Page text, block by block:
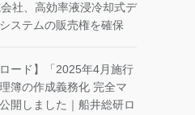
社、高効率液浸冷却式デ
ステムの販売権を確保
ロード】「2025年4月施行
簿の作成義務化 完全マ
開しました｜船井総研ロ